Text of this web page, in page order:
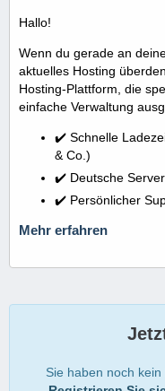
Hallo!
Wenn du gerade an
aktuelles Hosting
Hosting-Plattform, die
einfache Verwaltung
✔️ Schnelle
& Co.)
✔️ Deutsche
✔️ Persönlicher
Mehr erfahren
Sie haben noch